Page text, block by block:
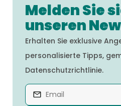
Melden Sie
unseren
Erhalten Sie exklusive
personalisierte Tipps,
Datenschutzrichtlinie.